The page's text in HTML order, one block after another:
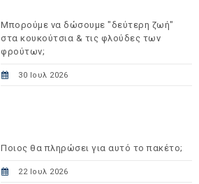
Μπορούμε να δώσουμε "δεύτερη ζωή"
στα κουκούτσια & τις φλούδες των
φρούτων;
30 Ιουλ 2026
Ποιος θα πληρώσει για αυτό το πακέτο;
22 Ιουλ 2026